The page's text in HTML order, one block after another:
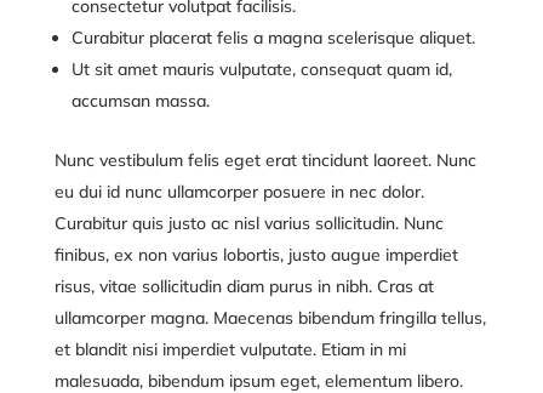
consectetur volutpat facilisis.
Curabitur placerat felis a magna scelerisque aliquet.
Ut sit amet mauris vulputate, consequat quam id,
accumsan massa.
Nunc vestibulum felis eget erat tincidunt laoreet. Nunc
eu dui id nunc ullamcorper posuere in nec dolor.
Curabitur quis justo ac nisl varius sollicitudin. Nunc
finibus, ex non varius lobortis, justo augue imperdiet
risus, vitae sollicitudin diam purus in nibh. Cras at
ullamcorper magna. Maecenas bibendum fringilla tellus,
et blandit nisi imperdiet vulputate. Etiam in mi
malesuada, bibendum ipsum eget, elementum libero.